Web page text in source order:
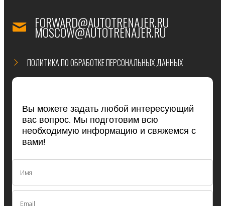
FORWARD@AUTOTRENAJER.RU
MOSCOW@AUTOTRENAJER.RU
ПОЛИТИКА ПО ОБРАБОТКЕ ПЕРСОНАЛЬНЫХ ДАННЫХ
Вы можете задать любой интересующий
вас вопрос. Мы подготовим всю
необходимую информацию и свяжемся с
вами!